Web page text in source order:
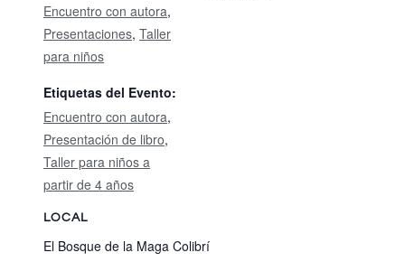
Encuentro con autora,
Presentaciones, Taller
para niños
Etiquetas del Evento:
Encuentro con autora,
Presentación de libro,
Taller para niños a
partir de 4 años
LOCAL
El Bosque de la Maga Colibrí